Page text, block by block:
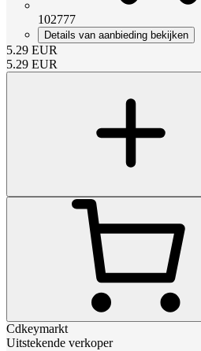
102777
Details van aanbieding bekijken
5.29 EUR
5.29 EUR
Cdkeymarkt
Uitstekende verkoper